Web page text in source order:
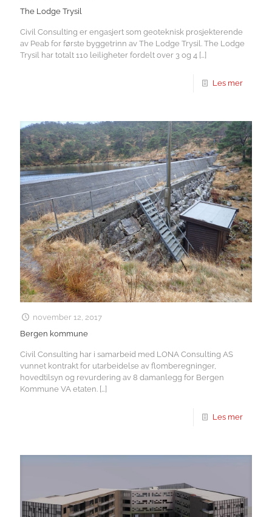
The Lodge Trysil
Civil Consulting er engasjert som geoteknisk prosjekterende
av Peab for første byggetrinn av The Lodge Trysil. The Lodge
Trysil har totalt 110 leiligheter fordelt over 3 og 4 […]
Les mer
november 12, 2017
Bergen kommune
Civil Consulting har i samarbeid med LONA Consulting AS
vunnet kontrakt for utarbeidelse av flomberegninger,
hovedtilsyn og revurdering av 8 damanlegg for Bergen
Kommune VA etaten. […]
Les mer